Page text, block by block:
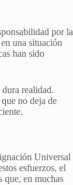
por la
una situación
han sido
realidad.
no deja de
Universal
esfuerzos, el
que, en muchas